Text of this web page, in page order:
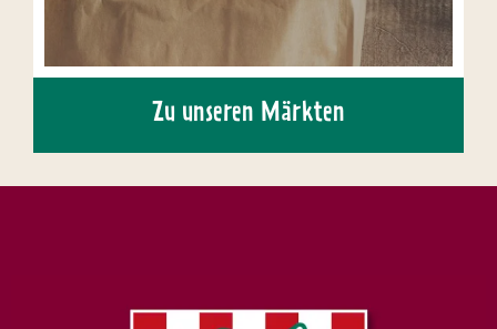
Zu unseren Märkten